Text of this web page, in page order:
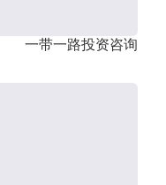
一带一路投资咨询